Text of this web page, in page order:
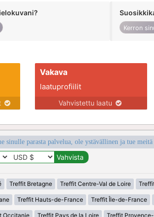
Kerron
Vakava
laatuprofiilit
Vahvistettu laatu
sinulle parasta palvelua, ole ystävällinen ja tue meitä
Treffit Bretagne Treffit Centre-Val de Loire
Treffit Hauts-de-France Treffit Île-de-France
Occitanie Treffit Pays de la Loire Treffit